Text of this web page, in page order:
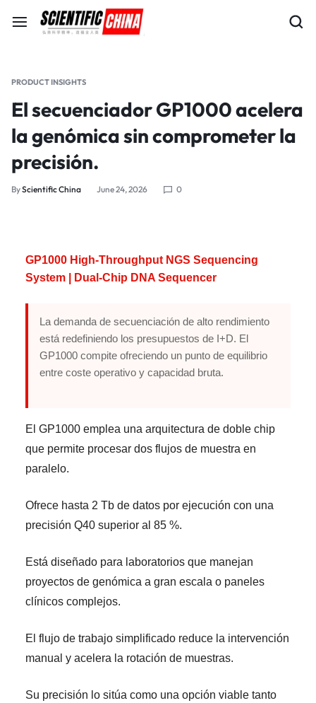
PRODUCT INSIGHTS
El secuenciador GP1000 acelera
la genómica sin comprometer la
precisión.
ByScientific China June 24, 2026 0
GP1000 High-Throughput NGS Sequencing
System | Dual-Chip DNA Sequencer
La demanda de secuenciación de alto rendimiento
está redefiniendo los presupuestos de I+D. El
GP1000 compite ofreciendo un punto de equilibrio
entre coste operativo y capacidad bruta.
El GP1000 emplea una arquitectura de doble chip
que permite procesar dos flujos de muestra en
paralelo.
Ofrece hasta 2 Tb de datos por ejecución con una
precisión Q40 superior al 85 %.
Está diseñado para laboratorios que manejan
proyectos de genómica a gran escala o paneles
clínicos complejos.
El flujo de trabajo simplificado reduce la intervención
manual y acelera la rotación de muestras.
Su precisión lo sitúa como una opción viable tanto